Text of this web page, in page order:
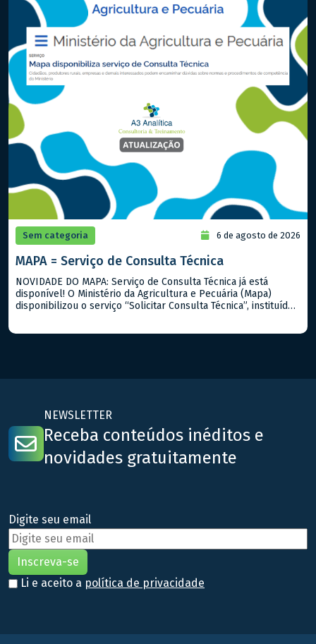
Sem categoria 6 de agosto de 2026
MAPA = Serviço de Consulta Técnica
NOVIDADE DO MAPA: Serviço de Consulta Técnica já está
disponível! O Ministério da Agricultura e Pecuária (Mapa)
disponibilizou o serviço “Solicitar Consulta Técnica”, instituído
NEWSLETTER
Receba conteúdos inéditos e
novidades gratuitamente
Digite seu email
Li e aceito a política de privacidade